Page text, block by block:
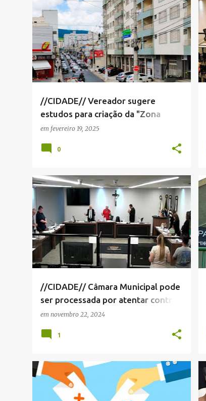
//CIDADE// Vereador sugere
estudos para criação da "Zona
Azul" no Centro
em fevereiro 19, 2025
CÂMARA MUNICIPAL SERRA NEGRA +3
0
//CIDADE// Câmara Municipal pode
ser processada por atentar contra
laicidade do Estado
em novembro 22, 2024
ADI CÂMARA MUNICIPAL DE SERRA NEGRA + 3
1
CÂMARA MUNICIPAL SERRA NEGRA ENQUETE
NOTÍCIAS SERRA NEGRA